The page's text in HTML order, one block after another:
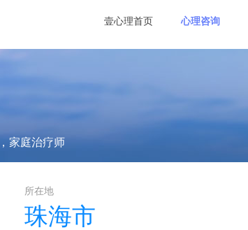
壹心理首页 心理咨询
家庭治疗师
所在地
珠海市